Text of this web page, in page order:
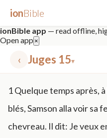
ionBible
ionBible app — read offline,
Open app ×
‹ Juges 15▾
mt 5 nt faith
1Quelque temps après,
blés, Samson alla voir sa
chevreau. Il dit: Je veux